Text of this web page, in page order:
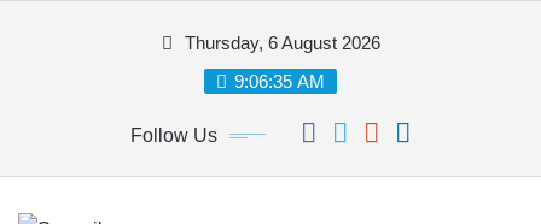
Thursday, 6 August 2026
9:06:36 AM
Follow Us